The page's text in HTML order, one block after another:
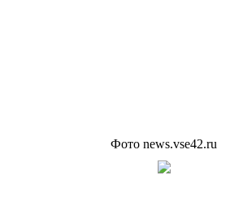
Фото news.vse42.ru